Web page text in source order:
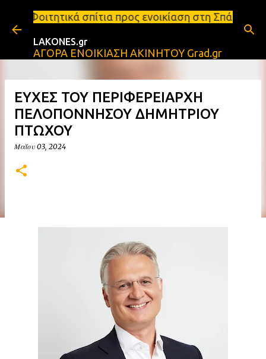
Μετάβαση στο κύριο περιεχόμενο
προς ενοικίαση στη Σπάρτη Ενοικιάσεις
LAKONES.gr
ΑΓΟΡΑ ΕΝΟΙΚΙΑΣΗ ΑΚΙΝΗΤΟΥ Grad.gr
ΕΥΧΕΣ ΤΟΥ ΠΕΡΙΦΕΡΕΙΑΡΧΗ
ΠΕΛΟΠΟΝΝΗΣΟΥ ΔΗΜΗΤΡΙΟΥ
ΠΤΩΧΟΥ
Μαΐου 03, 2024